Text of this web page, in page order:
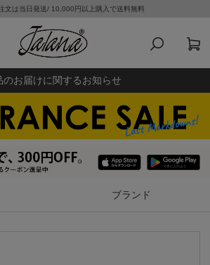
文は当日発送/ 10,000円以上購入で送料無料
のお届けに関するお知らせ
ブランド